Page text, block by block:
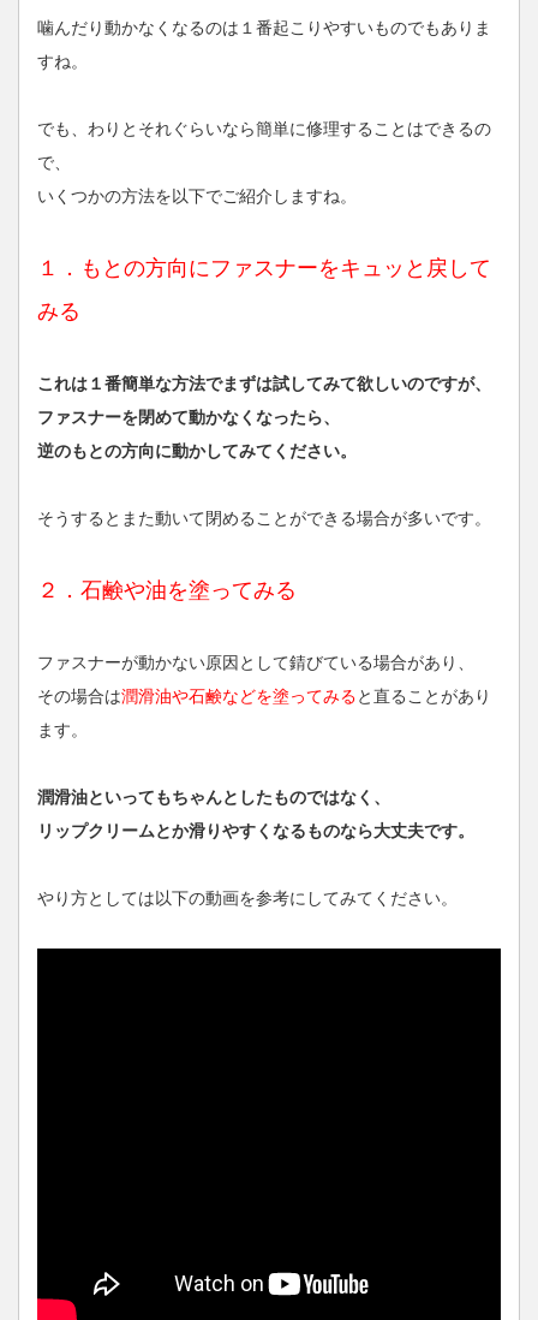
噛んだり動かなくなるのは１番起こりやすいものでもありま
すね。
でも、わりとそれぐらいなら簡単に修理することはできるの
で、
いくつかの方法を以下でご紹介しますね。
１．もとの方向にファスナーをキュッと戻して
みる
これは１番簡単な方法でまずは試してみて欲しいのですが、
ファスナーを閉めて動かなくなったら、
逆のもとの方向に動かしてみてください。
そうするとまた動いて閉めることができる場合が多いです。
２．石鹸や油を塗ってみる
ファスナーが動かない原因として錆びている場合があり、
その場合は潤滑油や石鹸などを塗ってみると直ることがあり
ます。
潤滑油といってもちゃんとしたものではなく、
リップクリームとか滑りやすくなるものなら大丈夫です。
やり方としては以下の動画を参考にしてみてください。